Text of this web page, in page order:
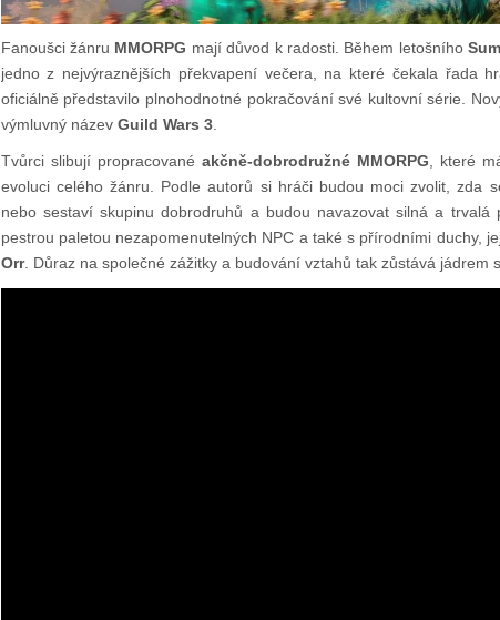
Fanoušci žánru MMORPG mají důvod k radosti. Během letošního
jedno z nejvýraznějších překvapení večera, na které čekala řada
oficiálně představilo plnohodnotné pokračování své kultovní série.
výmluvný název Guild Wars 3.
Tvůrci slibují propracované akčně-dobrodružné MMORPG, které
evoluci celého žánru. Podle autorů si hráči budou moci zvolit, zda
nebo sestaví skupinu dobrodruhů a budou navazovat silná a trvalá
pestrou paletou nezapomenutelných NPC a také s přírodními duchy,
Orr. Důraz na společné zážitky a budování vztahů tak zůstává jádrem